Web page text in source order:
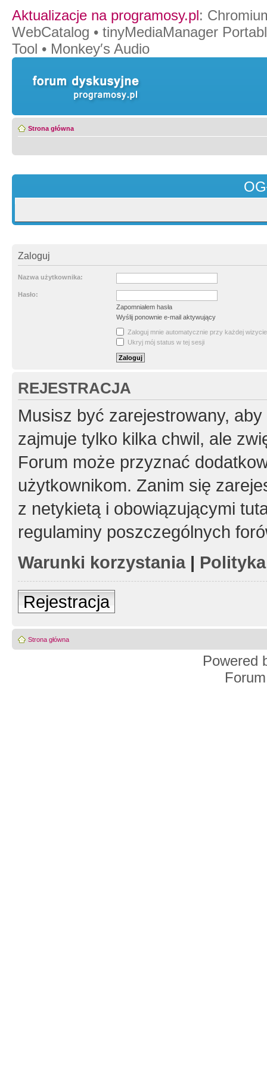
Aktualizacje na programosy.pl:
WebCatalog • tinyMediaManager
Tool • Monkey′s Audio
Strona główna
Zaloguj
Nazwa użytkownika:
Hasło:
Zapomniałem hasła
Wyślij ponownie e-mail aktywujący
Zaloguj mnie automatycznie przy każdej wizycie
Ukryj mój status w tej sesji
REJESTRACJA
Musisz być zarejestrowany,
zajmuje tylko kilka chwil, ale
Forum może przyznać
użytkownikom. Zanim się
z netykietą i obowiązującymi
regulaminy poszczególnych
Warunki korzystania|
Rejestracja
Strona główna
Powered